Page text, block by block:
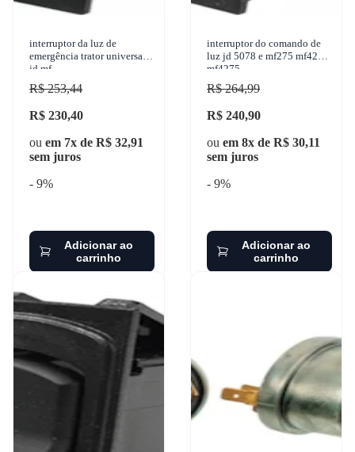
interruptor da luz de
emergência trator universal
jd mf
R$ 253,44
R$ 230,40
ou em 7x de R$ 32,91
sem juros
- 9%
Adicionar ao
carrinho
interruptor do comando de
luz jd 5078 e mf275 mf4283
mf4275
R$ 264,99
R$ 240,90
ou em 8x de R$ 30,11
sem juros
- 9%
Adicionar ao
carrinho